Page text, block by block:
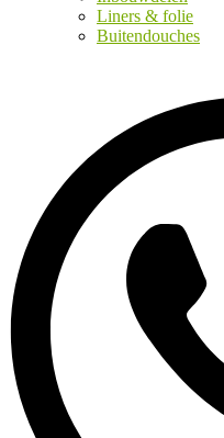
Liners & folie
Buitendouches